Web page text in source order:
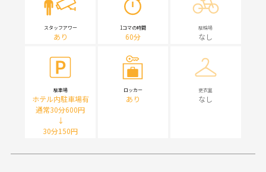
スタッフアワー
あり
1コマの時間
60分
駐輪場
なし
駐車場
ホテル内駐車場有
通常30分600円
↓
30分150円
ロッカー
あり
更衣室
なし